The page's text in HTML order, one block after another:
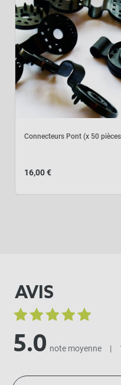
Connecteurs Pont (x 50
16,00 €
AVIS
5.0 note moyenne |